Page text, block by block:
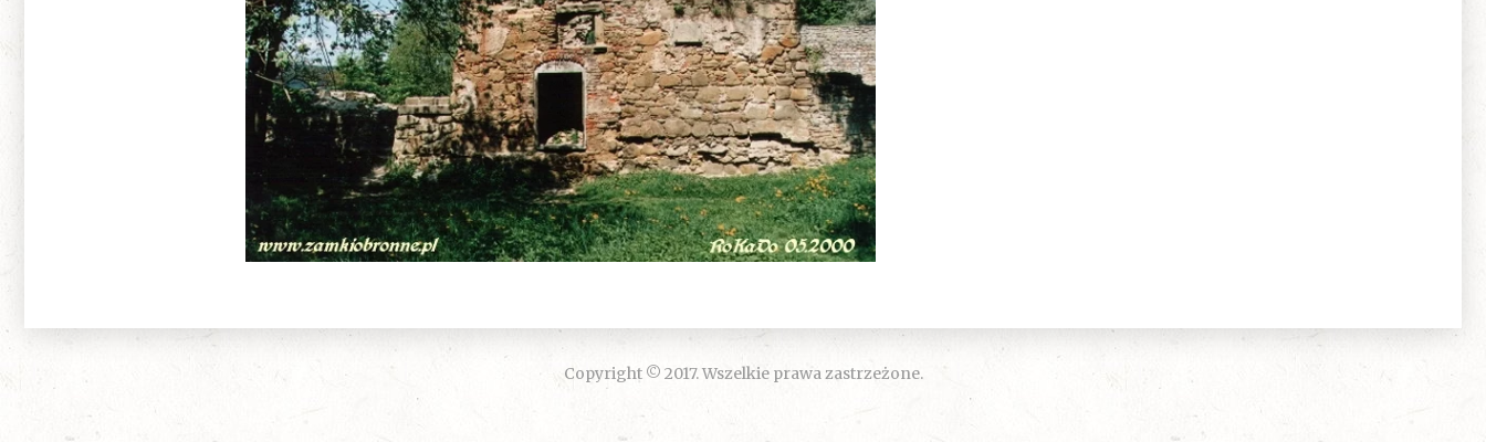
Copyright © 2017. Wszelkie prawa zastrzeżone.